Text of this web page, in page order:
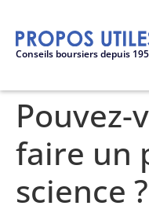
Conseils boursiers depuis
Pouvez-
faire un
science ?